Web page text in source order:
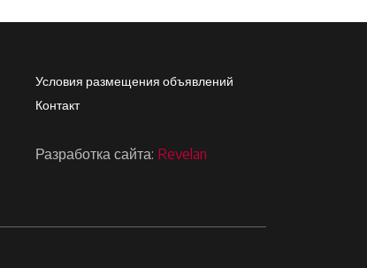
Footer4
Условия размещения объявлений
Контакт
Разработка сайта: Revelan